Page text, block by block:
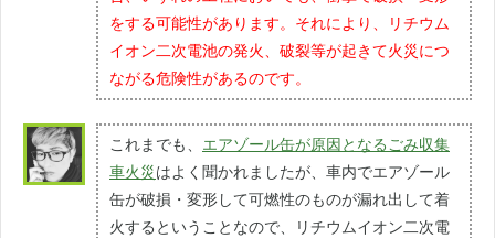
をする可能性があります。それにより、リチウム
イオン二次電池の発火、破裂等が起きて火災につ
ながる危険性があるのです。
これまでも、 エアゾール缶が原因となるごみ収集
車火災はよく聞かれましたが、車内でエアゾール
缶が破損・変形して可燃性のものが漏れ出して着
火するということなので、リチウムイオン二次電